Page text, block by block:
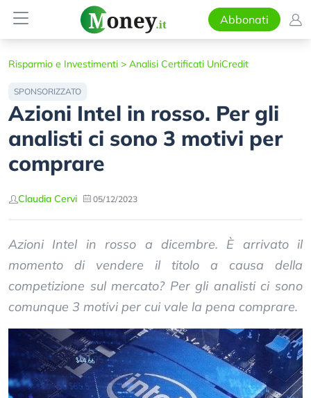
Abbonati
Risparmio e Investimenti > Analisi Certificati UniCredit
SPONSORIZZATO
Azioni Intel in rosso. Per gli
analisti ci sono 3 motivi per
comprare
Claudia Cervi 05/12/2023
Azioni Intel in rosso a dicembre. È arrivato il
momento di vendere il titolo a causa della
competizione sul mercato? Per gli analisti ci sono
comunque 3 motivi per cui vale la pena comprare.